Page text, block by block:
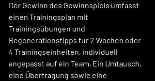
Der Gewinn des Gewinnspiels umfasst
einen Trainingsplan mit
Trainingsübungen und
Regenerationstipps für 2 Wochen oder
4 Trainingseinheiten, individuell
angepasst auf ein Team. Ein Umtausch,
eine Übertragung sowie eine